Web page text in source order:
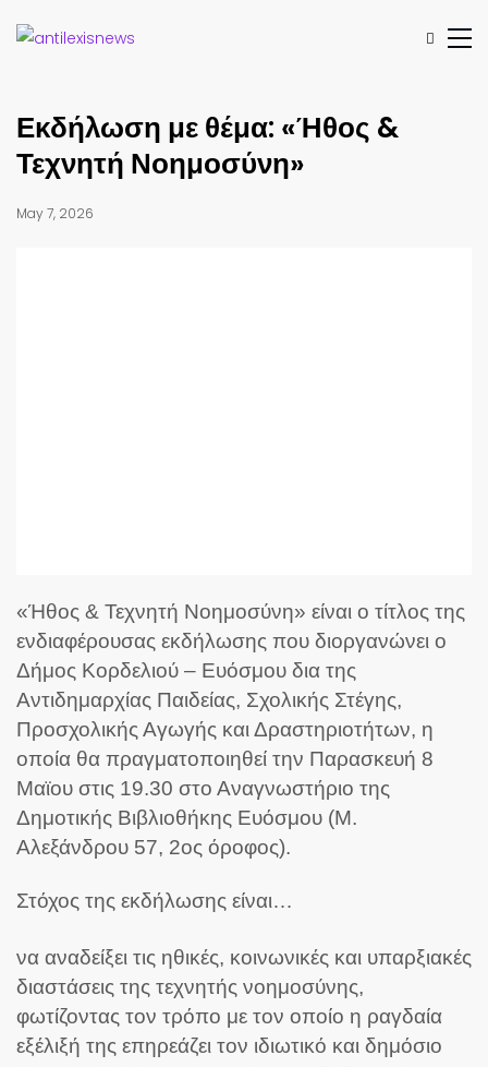
Εκδήλωση με θέμα: «Ήθος &
Τεχνητή Νοημοσύνη»
May 7, 2026
«Ήθος & Τεχνητή Νοημοσύνη» είναι ο τίτλος της
ενδιαφέρουσας εκδήλωσης που διοργανώνει ο
Δήμος Κορδελιού – Ευόσμου δια της
Αντιδημαρχίας Παιδείας, Σχολικής Στέγης,
Προσχολικής Αγωγής και Δραστηριοτήτων, η
οποία θα πραγματοποιηθεί την Παρασκευή 8
Μαϊου στις 19.30 στο Αναγνωστήριο της
Δημοτικής Βιβλιοθήκης Ευόσμου (Μ.
Αλεξάνδρου 57, 2ος όροφος).
Στόχος της εκδήλωσης είναι…
να αναδείξει τις ηθικές, κοινωνικές και υπαρξιακές
διαστάσεις της τεχνητής νοημοσύνης,
φωτίζοντας τον τρόπο με τον οποίο η ραγδαία
εξέλιξή της επηρεάζει τον ιδιωτικό και δημόσιο